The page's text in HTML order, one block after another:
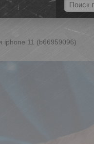
iphone 11 (b66959096)